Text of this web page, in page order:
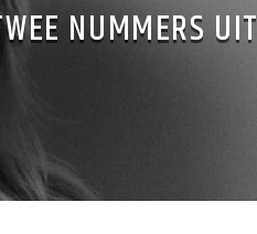
NUMMERS UIT